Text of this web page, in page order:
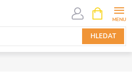
HLEDAT
NÁKUPNÍ
KOŠÍK